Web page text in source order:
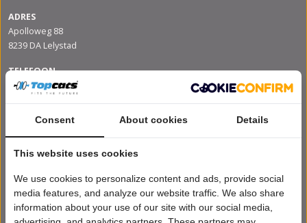
ADRES
Apolloweg 88
8239 DA Lelystad
TELEFOON
088 9494 500
info@topcats.nl
OPENINGSTIJDEN
Vrijdag van 8:30 tot 16:40 uur
BLIJF OP DE HOOGTE
Ontvang de laatste informatie over evenementen, producten en
Consent About cookies Details
This website uses cookies
We use cookies to personalize content and ads, provide social
media features, and analyze our website traffic. We also share
information about your use of our site with our social media,